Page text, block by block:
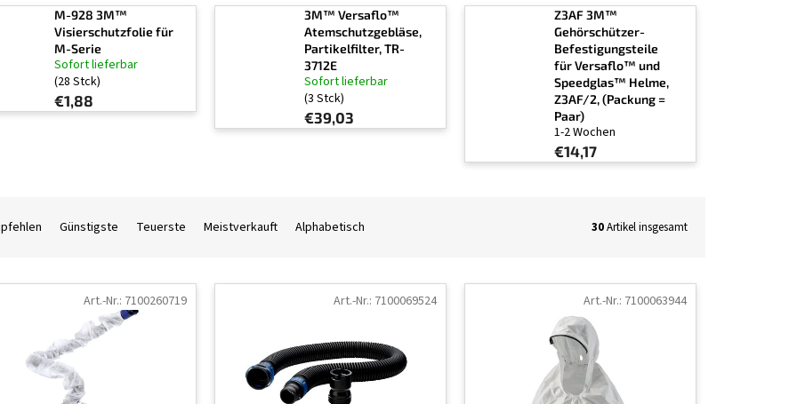
M-928 3M™
Visierschutzfolie für
M-Serie
Sofort lieferbar
(28 Stck)
€1,88
3M™ Versaflo™
Atemschutzgebläse,
Partikelfilter, TR-
3712E
Sofort lieferbar
(3 Stck)
€39,03
Z3AF 3M™
Gehörschützer-
Befestigungsteile
für Versaflo™ und
Speedglas™ Helme,
Z3AF/2, (Packung =
Paar)
1-2 Wochen
€14,17
Günstigste Teuerste Meistverkauft Alphabetisch 30Artikel insgesamt
Art.-Nr.: 7100260719 Art.-Nr.: 7100069524 Art.-Nr.: 7100063944